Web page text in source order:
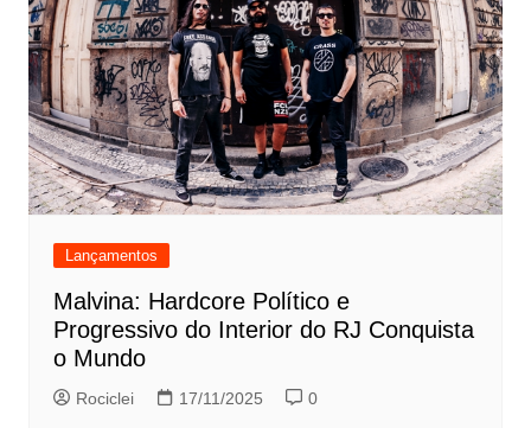
Lançamentos
Malvina: Hardcore Político e
Progressivo do Interior do RJ Conquista
o Mundo
Rociclei 17/11/2025 0